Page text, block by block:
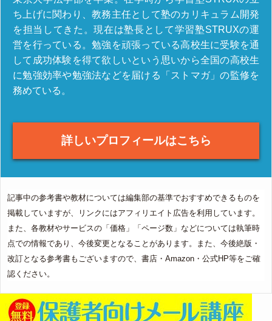
ち上げに関わり、教務主任として塾のカリキュラム開発
を担当してきた。現在は塾長として学習塾STRUXの運
営を行っている。勉強を頑張っている高校生に受験を通
して成功体験を得て欲しいという思いから全国の高校生
に勉強効率や勉強法などを届ける「ストマガ」の監修を
務めている。
詳しいプロフィールはこちら
記事中の参考書や教材については編集部の基準でおすすめできるものを
掲載していますが、リンクにはアフィリエイト広告を利用しています。
また、各教材やサービスの「価格」「ページ数」などについては執筆時
点での情報であり、今後変更となることがあります。また、今後絶版・
改訂となる参考書もございますので、書店・Amazon・公式HP等をご確
認ください。